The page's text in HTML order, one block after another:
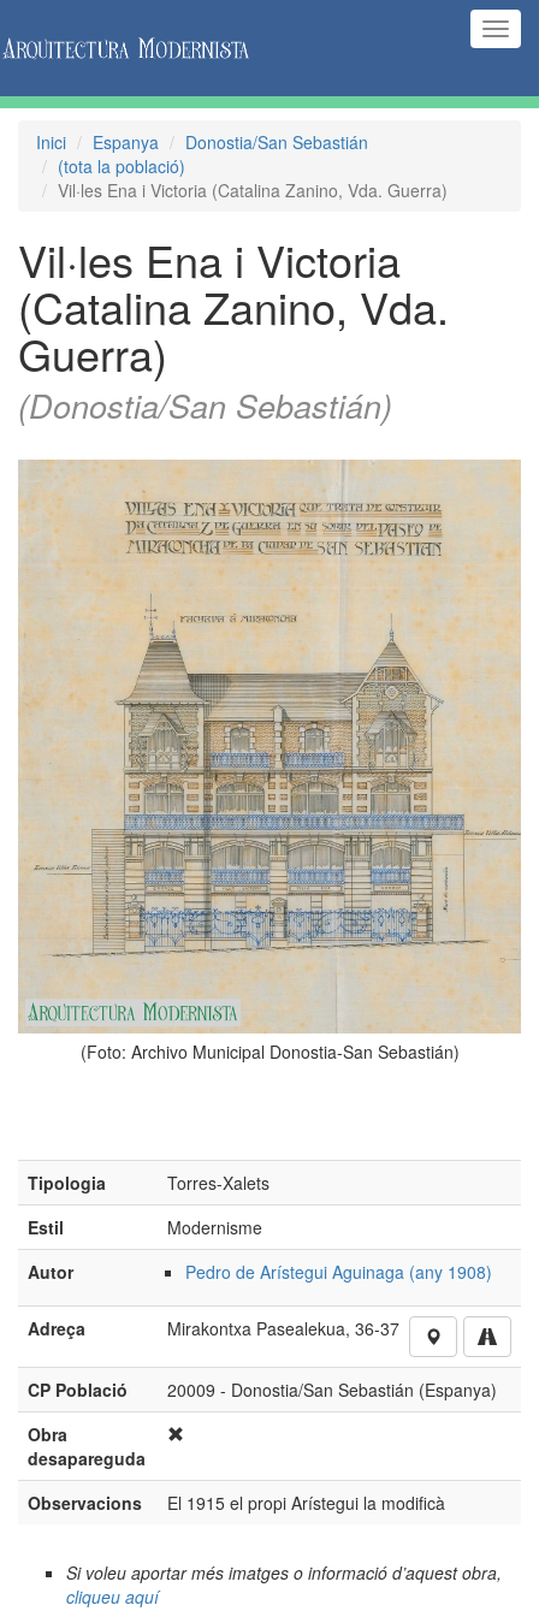
Inici Espanya
Donostia/San Sebastián
(tota la població)
Vil·les Ena i Victoria (Catalina Zanino, Vda. Guerra)
Vil·les Ena i Victoria
(Catalina Zanino, Vda.
Guerra)
(Donostia/San Sebastián)
(Foto: Archivo Municipal Donostia-San Sebastián)
Tipologia
Torres-Xalets
Estil
Modernisme
Autor
Pedro de Arístegui Aguinaga (any 1908)
Adreça Mirakontxa Pasealekua, 36-37
CP Població
20009 - Donostia/San Sebastián (Espanya)
Obra
desapareguda
Observacions
El 1915 el propi Arístegui la modificà
Si voleu aportar més imatges o informació d’aquest obra,
cliqueu aquí